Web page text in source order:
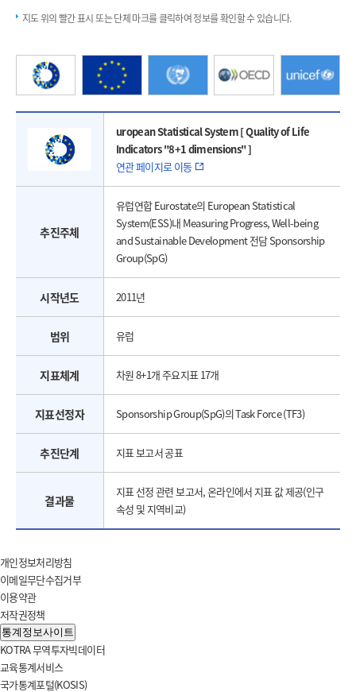
지도 위의 빨간 표시 또는 단체 마크를 클릭하여 정보를 확인할 수 있습니다.
uropean Statistical System [ Quality of Life
Indicators "8+1 dimensions" ]
연관 페이지로 이동
추진주체
유럽연합 Eurostate의 European Statistical
System(ESS)내 Measuring Progress, Well-being
and Sustainable Development 전담 Sponsorship
Group(SpG)
시작년도 2011년
범위 유럽
지표체계 차원 8+1개 주요지표 17개
지표선정자 Sponsorship Group(SpG)의 Task Force (TF3)
추진단계 지표 보고서 공표
결과물
지표 선정 관련 보고서, 온라인에서 지표 값 제공(인구
속성 및 지역비교)
개인정보처리방침
이메일무단수집거부
이용약관
저작권정책
통계정보사이트
KOTRA 무역투자빅데이터
교육통계서비스
국가통계포털(KOSIS)